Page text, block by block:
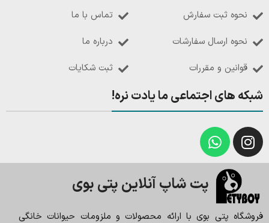
نحوه ثبت سفارش
نحوه ارسال سفارشات
قوانین و مقررات
تماس با ما
درباره ما
ثبت شکایات
شبکه های اجتماعی ما یادت نره!
پت شاپ آنلاین پتی بوی
فروشگاه پتی بوی با ارائه محصولات و ملزومات حیوانات خانگی